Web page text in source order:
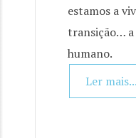
estamos a
transição…
humano.
Ler mais...